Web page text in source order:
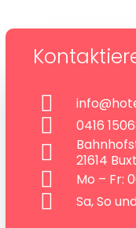
0416
21614
Mo – Fr:
Sa, So